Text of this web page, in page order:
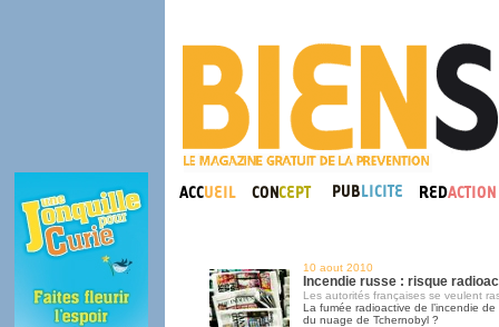
10 aout 2010
Incendie russe : risque
Les autorités françaises se veulent
La fumée radioactive de l’incendie
du nuage de Tchernobyl ?